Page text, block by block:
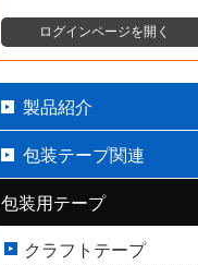
ログインページを開く
製品紹介
包装テープ関連
包装用テープ
クラフトテープ